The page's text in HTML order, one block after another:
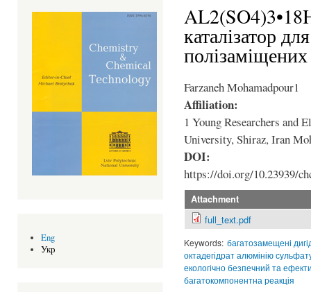
Eng
Укр
каталізатор
Farzaneh Mohamadpour1
Affiliation:
1 Young Researchers and
University, Shiraz, Iran
DOI:
https://doi.org/10.23939/
Attachment
full_text.pdf
Keywords: багатозамещені
октадегідрат алюмінію
екологічно безпечний та
багатокомпонентна реакція